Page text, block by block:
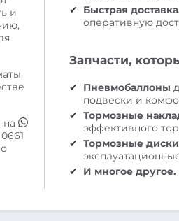
и
на
Быстрая
оперативную
Запчасти,
Пневмобаллоны
подвески и
Тормозные
эффективного
Тормозные диски
И многое другое.